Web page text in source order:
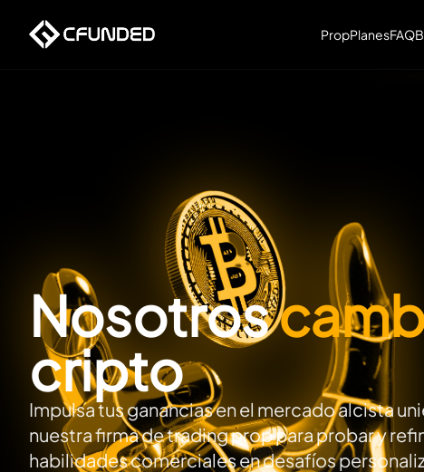
PropPlanesFAQ
Nosotros
cripto
Impulsa tus ganancias en el mercado alcista
nuestra firma de trading prop para probar y
habilidades comerciales en desafíos